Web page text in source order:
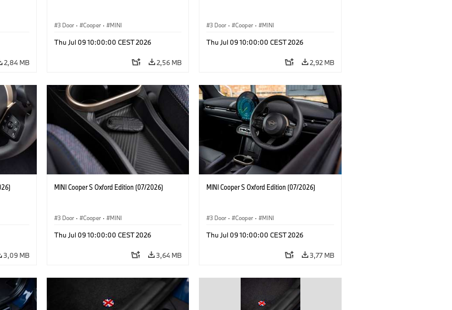
2,84 MB
3 Door · Cooper · MINI
Thu Jul 09 10:00:00 CEST 2026
2,56 MB
3 Door · Cooper · MINI
Thu Jul 09 10:00:00 CEST 2026
2,92 MB
3,09 MB
MINI Cooper S Oxford Edition (07/2026)
3 Door · Cooper · MINI
Thu Jul 09 10:00:00 CEST 2026
3,64 MB
MINI Cooper S Oxford Edition (07/2026)
3 Door · Cooper · MINI
Thu Jul 09 10:00:00 CEST 2026
3,77 MB